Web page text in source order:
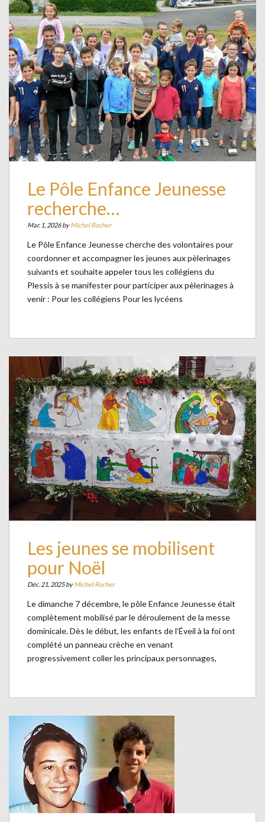
Le Pôle Enfance Jeunesse
recherche…
Mar. 1, 2026 byMichel Rocher
Le Pôle Enfance Jeunesse cherche des volontaires pour
coordonner et accompagner les jeunes aux pèlerinages
suivants et souhaite appeler tous les collégiens du
Plessis à se manifester pour participer aux pèlerinages à
venir : Pour les collégiens Pour les lycéens
Les jeunes se mobilisent
pour Noël
Déc. 21, 2025 byMichel Rocher
Le dimanche 7 décembre, le pôle Enfance Jeunesse était
complètement mobilisé par le déroulement de la messe
dominicale. Dès le début, les enfants de l’Éveil à la foi ont
complété un panneau crèche en venant
progressivement coller les principaux personnages,